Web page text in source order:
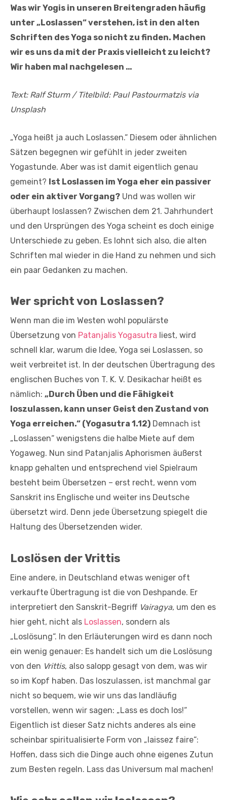
Was wir Yogis in unseren Breitengraden häufig
unter „Loslassen“ verstehen, ist in den alten
Schriften des Yoga so nicht zu finden. Machen
wir es uns da mit der Praxis vielleicht zu leicht?
Wir haben mal nachgelesen …
Text: Ralf Sturm / Titelbild: Paul Pastourmatzis via
Unsplash
„Yoga heißt ja auch Loslassen.“ Diesem oder ähnlichen
Sätzen begegnen wir gefühlt in jeder zweiten
Yogastunde. Aber was ist damit eigentlich genau
gemeint? Ist Loslassen im Yoga eher ein passiver
oder ein aktiver Vorgang? Und was wollen wir
überhaupt loslassen? Zwischen dem 21. Jahrhundert
und den Ursprüngen des Yoga scheint es doch einige
Unterschiede zu geben. Es lohnt sich also, die alten
Schriften mal wieder in die Hand zu nehmen und sich
ein paar Gedanken zu machen.
Wer spricht von Loslassen?
Wenn man die im Westen wohl populärste
Übersetzung von Patanjalis Yogasutra liest, wird
schnell klar, warum die Idee, Yoga sei Loslassen, so
weit verbreitet ist. In der deutschen Übertragung des
englischen Buches von T. K. V. Desikachar heißt es
nämlich: „Durch Üben und die Fähigkeit
loszulassen, kann unser Geist den Zustand von
Yoga erreichen.“ (Yogasutra 1.12) Demnach ist
„Loslassen“ wenigstens die halbe Miete auf dem
Yogaweg. Nun sind Patanjalis Aphorismen äußerst
knapp gehalten und entsprechend viel Spielraum
besteht beim Übersetzen – erst recht, wenn vom
Sanskrit ins Englische und weiter ins Deutsche
übersetzt wird. Denn jede Übersetzung spiegelt die
Haltung des Übersetzenden wider.
Loslösen der Vrittis
Eine andere, in Deutschland etwas weniger oft
verkaufte Übertragung ist die von Deshpande. Er
interpretiert den Sanskrit-Begriff Vairagya, um den es
hier geht, nicht als Loslassen, sondern als
„Loslösung“. In den Erläuterungen wird es dann noch
ein wenig genauer: Es handelt sich um die Loslösung
von den Vrittis, also salopp gesagt von dem, was wir
so im Kopf haben. Das loszulassen, ist manchmal gar
nicht so bequem, wie wir uns das landläufig
vorstellen, wenn wir sagen: „Lass es doch los!“
Eigentlich ist dieser Satz nichts anderes als eine
scheinbar spiritualisierte Form von „laissez faire“:
Hoffen, dass sich die Dinge auch ohne eigenes Zutun
zum Besten regeln. Lass das Universum mal machen!